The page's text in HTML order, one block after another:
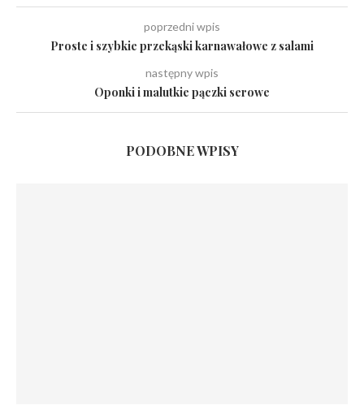
poprzedni wpis
Proste i szybkie przekąski karnawałowe z salami
następny wpis
Oponki i malutkie pączki serowe
PODOBNE WPISY